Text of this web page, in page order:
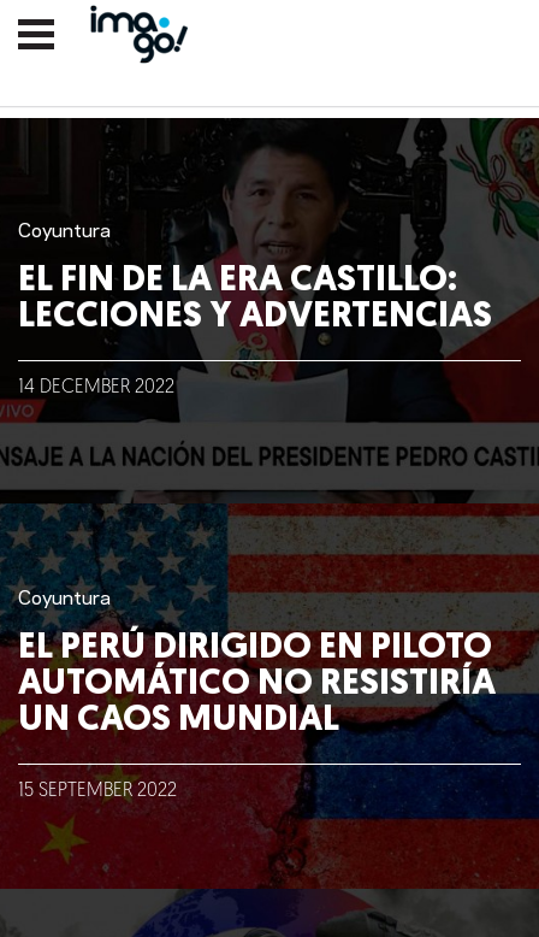
Coyuntura
EL FIN DE LA ERA CASTILLO:
LECCIONES Y ADVERTENCIAS
14 DECEMBER 2022
Coyuntura
EL PERÚ DIRIGIDO EN PILOTO
AUTOMÁTICO NO RESISTIRÍA
UN CAOS MUNDIAL
15 SEPTEMBER 2022